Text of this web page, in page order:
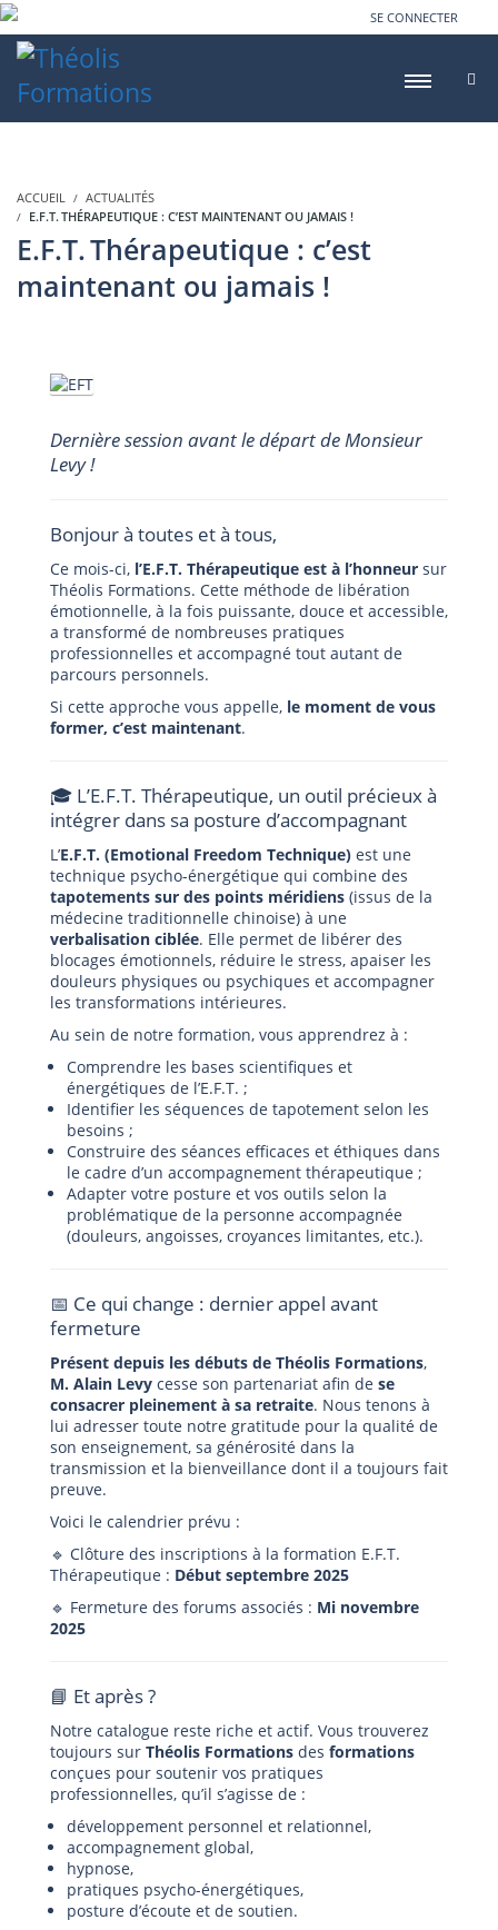
SE CONNECTER
ACCUEIL
ACTUALITÉS
E.F.T. THÉRAPEUTIQUE : C’EST MAINTENANT OU JAMAIS !
E.F.T. Thérapeutique : c’est
maintenant ou jamais !
Dernière session avant le départ de Monsieur
Levy !
Bonjour à toutes et à tous,
Ce mois-ci, l’E.F.T. Thérapeutique est à l’honneur sur
Théolis Formations. Cette méthode de libération
émotionnelle, à la fois puissante, douce et accessible,
a transformé de nombreuses pratiques
professionnelles et accompagné tout autant de
parcours personnels.
Si cette approche vous appelle, le moment de vous
former, c’est maintenant.
🎓 L’E.F.T. Thérapeutique, un outil précieux à
intégrer dans sa posture d’accompagnant
L’E.F.T. (Emotional Freedom Technique) est une
technique psycho-énergétique qui combine des
tapotements sur des points méridiens (issus de la
médecine traditionnelle chinoise) à une
verbalisation ciblée. Elle permet de libérer des
blocages émotionnels, réduire le stress, apaiser les
douleurs physiques ou psychiques et accompagner
les transformations intérieures.
Au sein de notre formation, vous apprendrez à :
Comprendre les bases scientifiques et
énergétiques de l’E.F.T. ;
Identifier les séquences de tapotement selon les
besoins ;
Construire des séances efficaces et éthiques dans
le cadre d’un accompagnement thérapeutique ;
Adapter votre posture et vos outils selon la
problématique de la personne accompagnée
(douleurs, angoisses, croyances limitantes, etc.).
📅 Ce qui change : dernier appel avant
fermeture
Présent depuis les débuts de Théolis Formations,
M. Alain Levy cesse son partenariat afin de se
consacrer pleinement à sa retraite. Nous tenons à
lui adresser toute notre gratitude pour la qualité de
son enseignement, sa générosité dans la
transmission et la bienveillance dont il a toujours fait
preuve.
Voici le calendrier prévu :
🔹 Clôture des inscriptions à la formation E.F.T.
Thérapeutique : Début septembre 2025
🔹 Fermeture des forums associés : Mi novembre
2025
📘 Et après ?
Notre catalogue reste riche et actif. Vous trouverez
toujours sur Théolis Formations des formations
conçues pour soutenir vos pratiques
professionnelles, qu’il s’agisse de :
développement personnel et relationnel,
accompagnement global,
hypnose,
pratiques psycho-énergétiques,
posture d’écoute et de soutien.